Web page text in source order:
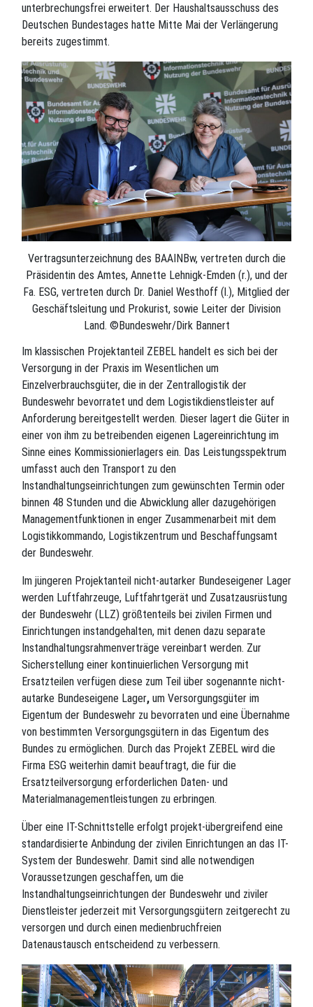
unterbrechungsfrei erweitert. Der Haushaltsausschuss des
Deutschen Bundestages hatte Mitte Mai der Verlängerung
bereits zugestimmt.
Vertragsunterzeichnung des BAAINBw, vertreten durch die
Präsidentin des Amtes, Annette Lehnigk-Emden (r.), und der
Fa. ESG, vertreten durch Dr. Daniel Westhoff (l.), Mitglied der
Geschäftsleitung und Prokurist, sowie Leiter der Division
Land. ©Bundeswehr/Dirk Bannert
Im klassischen Projektanteil ZEBEL handelt es sich bei der
Versorgung in der Praxis im Wesentlichen um
Einzelverbrauchsgüter, die in der Zentrallogistik der
Bundeswehr bevorratet und dem Logistikdienstleister auf
Anforderung bereitgestellt werden. Dieser lagert die Güter in
einer von ihm zu betreibenden eigenen Lagereinrichtung im
Sinne eines Kommissionierlagers ein. Das Leistungsspektrum
umfasst auch den Transport zu den
Instandhaltungseinrichtungen zum gewünschten Termin oder
binnen 48 Stunden und die Abwicklung aller dazugehörigen
Managementfunktionen in enger Zusammenarbeit mit dem
Logistikkommando, Logistikzentrum und Beschaffungsamt
der Bundeswehr.
Im jüngeren Projektanteil nicht-autarker Bundeseigener Lager
werden Luftfahrzeuge, Luftfahrtgerät und Zusatzausrüstung
der Bundeswehr (LLZ) größtenteils bei zivilen Firmen und
Einrichtungen instandgehalten, mit denen dazu separate
Instandhaltungsrahmenverträge vereinbart werden. Zur
Sicherstellung einer kontinuierlichen Versorgung mit
Ersatzteilen verfügen diese zum Teil über sogenannte nicht-
autarke Bundeseigene Lager, um Versorgungsgüter im
Eigentum der Bundeswehr zu bevorraten und eine Übernahme
von bestimmten Versorgungsgütern in das Eigentum des
Bundes zu ermöglichen. Durch das Projekt ZEBEL wird die
Firma ESG weiterhin damit beauftragt, die für die
Ersatzteilversorgung erforderlichen Daten- und
Materialmanagementleistungen zu erbringen.
Über eine IT-Schnittstelle erfolgt projekt-übergreifend eine
standardisierte Anbindung der zivilen Einrichtungen an das IT-
System der Bundeswehr. Damit sind alle notwendigen
Voraussetzungen geschaffen, um die
Instandhaltungseinrichtungen der Bundeswehr und ziviler
Dienstleister jederzeit mit Versorgungsgütern zeitgerecht zu
versorgen und durch einen medienbruchfreien
Datenaustausch entscheidend zu verbessern.